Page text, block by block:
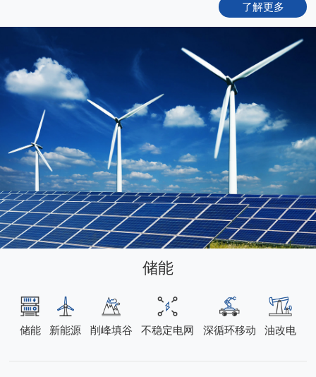
了解更多
储能
储能 新能源 削峰填谷 不稳定电网 深循环移动 油改电